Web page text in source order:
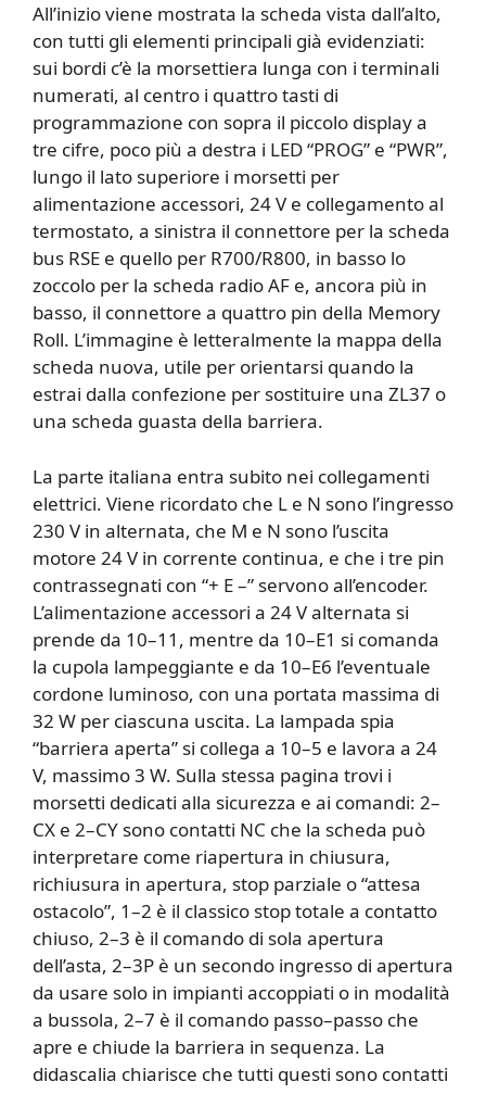
All’inizio viene mostrata la scheda vista dall’alto,
con tutti gli elementi principali già evidenziati:
sui bordi c’è la morsettiera lunga con i terminali
numerati, al centro i quattro tasti di
programmazione con sopra il piccolo display a
tre cifre, poco più a destra i LED “PROG” e “PWR”,
lungo il lato superiore i morsetti per
alimentazione accessori, 24 V e collegamento al
termostato, a sinistra il connettore per la scheda
bus RSE e quello per R700/R800, in basso lo
zoccolo per la scheda radio AF e, ancora più in
basso, il connettore a quattro pin della Memory
Roll. L’immagine è letteralmente la mappa della
scheda nuova, utile per orientarsi quando la
estrai dalla confezione per sostituire una ZL37 o
una scheda guasta della barriera.
La parte italiana entra subito nei collegamenti
elettrici. Viene ricordato che L e N sono l’ingresso
230 V in alternata, che M e N sono l’uscita
motore 24 V in corrente continua, e che i tre pin
contrassegnati con “+ E –” servono all’encoder.
L’alimentazione accessori a 24 V alternata si
prende da 10–11, mentre da 10–E1 si comanda
la cupola lampeggiante e da 10–E6 l’eventuale
cordone luminoso, con una portata massima di
32 W per ciascuna uscita. La lampada spia
“barriera aperta” si collega a 10–5 e lavora a 24
V, massimo 3 W. Sulla stessa pagina trovi i
morsetti dedicati alla sicurezza e ai comandi: 2–
CX e 2–CY sono contatti NC che la scheda può
interpretare come riapertura in chiusura,
richiusura in apertura, stop parziale o “attesa
ostacolo”, 1–2 è il classico stop totale a contatto
chiuso, 2–3 è il comando di sola apertura
dell’asta, 2–3P è un secondo ingresso di apertura
da usare solo in impianti accoppiati o in modalità
a bussola, 2–7 è il comando passo–passo che
apre e chiude la barriera in sequenza. La
didascalia chiarisce che tutti questi sono contatti